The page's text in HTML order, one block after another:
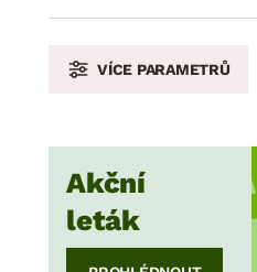
min. cm max.
min. cm cm
VÍCE PARAMETRŮ
Akční
leták